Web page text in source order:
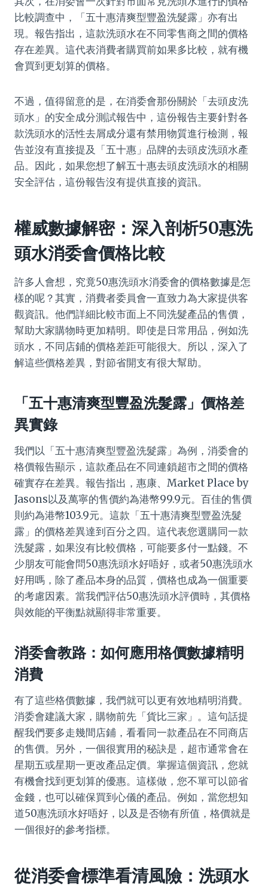
比較調查中，「五十惠清爽型豐盈洗髮露」亦有出
現。報告指出，這款洗頭水在不同零售商之間的價格
存在差異。這代表消費者購買前如果多比較，就有機
會買到更划算的價格。
不過，值得留意的是，在消委會那份關於「去頭皮洗
頭水」的安全成分測試報告中，這份報告主要針對各
款洗頭水的活性去屑成分還有禁用物質進行檢測，報
告並沒有直接提及「五十惠」品牌的去頭皮洗頭水產
品。因此，如果您想了解五十惠去頭皮洗頭水的相關
安全評估，這份報告沒有提供直接的資訊。
權威數據解密：深入剖析50惠洗
頭水消委會價格比較
許多人會想，究竟50惠洗頭水消委會的價格數據是怎
樣的呢？其實，消費者委員會一直致力為大家提供客
觀資訊。他們詳細比較市面上不同洗髮產品的售價，
幫助大家購物時更加精明。即使是日常用品，例如洗
頭水，不同店鋪的價格差距可能很大。所以，深入了
解這些價格差異，對節省開支有很大幫助。
「五十惠清爽型豐盈洗髮露」價格差
異實錄
我們以「五十惠清爽型豐盈洗髮露」為例，消委會的
格價報告顯示，這款產品在不同連鎖超市之間的價格
確實存在差異。報告指出，惠康、Market Place by
Jasons以及萬寧的售價約為港幣99.9元。百佳的售價
則約為港幣103.9元。這款「五十惠清爽型豐盈洗髮
露」的價格差異達到百分之四。這代表您選購同一款
洗髮露，如果沒有比較價格，可能要多付一點錢。不
少朋友可能會問50惠洗頭水好唔好，或者50惠洗頭水
好用嗎，除了產品本身的品質，價格也成為一個重要
的考慮因素。當我們評估50惠洗頭水評價時，其價格
與效能的平衡點就顯得非常重要。
消委會教路：如何應用格價數據精明
消費
有了這些格價數據，我們就可以更有效地精明消費。
消委會建議大家，購物前先「貨比三家」。這句話提
醒我們要多走幾間店鋪，看看同一款產品在不同商店
的售價。另外，一個很實用的秘訣是，超市通常會在
星期五或星期一更改產品定價。掌握這個資訊，您就
有機會找到更划算的優惠。這樣做，您不單可以節省
金錢，也可以確保買到心儀的產品。例如，當您想知
道50惠洗頭水好唔好，以及是否物有所值，格價就是
一個很好的參考指標。
從消委會標準看清風險：洗頭水